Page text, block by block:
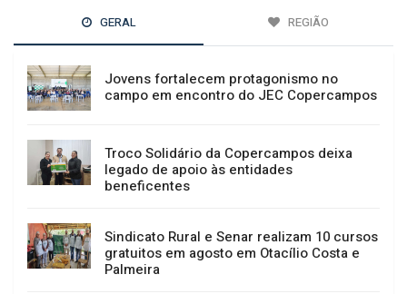
GERAL REGIÃO
Jovens fortalecem protagonismo no
campo em encontro do JEC Copercampos
Troco Solidário da Copercampos deixa
legado de apoio às entidades
beneficentes
Sindicato Rural e Senar realizam 10 cursos
gratuitos em agosto em Otacílio Costa e
Palmeira